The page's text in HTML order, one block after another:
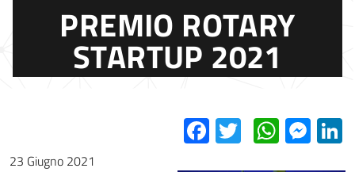
PREMIO ROTARY
STARTUP 2021
Facebook
Twitter
23 Giugno 2021